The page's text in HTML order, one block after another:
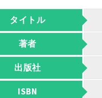
タイトル
著者
出版社
ISBN